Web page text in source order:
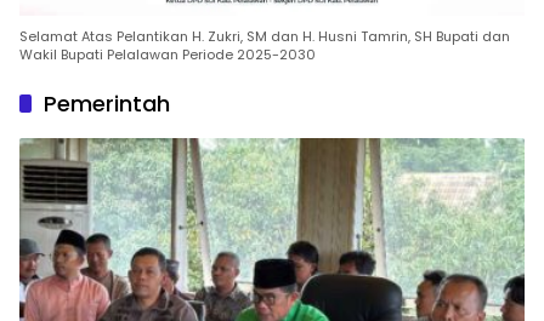
Selamat Atas Pelantikan H. Zukri, SM dan H. Husni Tamrin, SH Bupati dan
Wakil Bupati Pelalawan Periode 2025-2030
Pemerintah